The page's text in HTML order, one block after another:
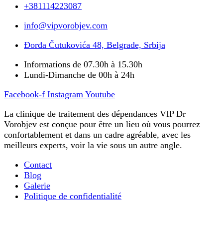
+381114223087
info@vipvorobjev.com
Đorđa Čutukovića 48, Belgrade, Srbija
Informations de 07.30h à 15.30h
Lundi-Dimanche de 00h à 24h
Facebook-f Instagram Youtube
La clinique de traitement des dépendances VIP Dr
Vorobjev est conçue pour être un lieu où vous pourrez
confortablement et dans un cadre agréable, avec les
meilleurs experts, voir la vie sous un autre angle.
Contact
Blog
Galerie
Politique de confidentialité